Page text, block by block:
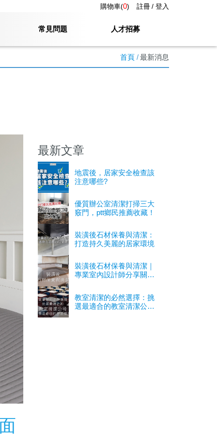
註冊 登入
購物車(0)
常見問題 人才招募
首頁 最新消息
最新文章
地震後，居家安全檢查該
注意哪些?
優質辦公室清潔打掃三大
竅門，ptt鄉民推薦收藏！
裝潢後石材保養與清潔：
打造持久美麗的居家環境
裝潢後石材保養與清潔｜
專業室內設計師分享關鍵
教室清潔的必然選擇：挑
選最適合的教室清潔公司